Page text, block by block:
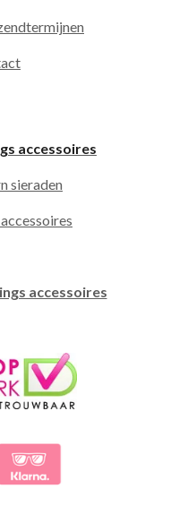
accessoires
sieraden
accessoires